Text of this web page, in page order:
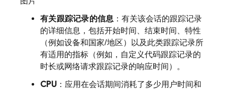
有关跟踪记录的信息：有关该会话的跟踪记录
的详细信息，包括开始时间、结束时间、特性
（例如设备和国家/地区）以及此类跟踪记录所
有适用的指标（例如，自定义代码跟踪记录的
时长或网络请求跟踪记录的响应时间）。
CPU：应用在会话期间消耗了多少用户时间和